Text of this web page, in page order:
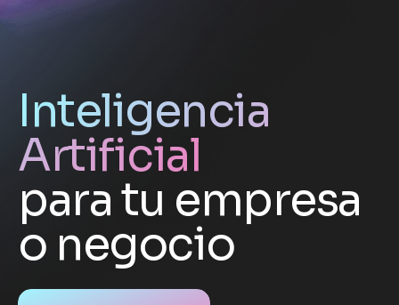
Inteligencia
Artificial
para tu empresa
o negocio